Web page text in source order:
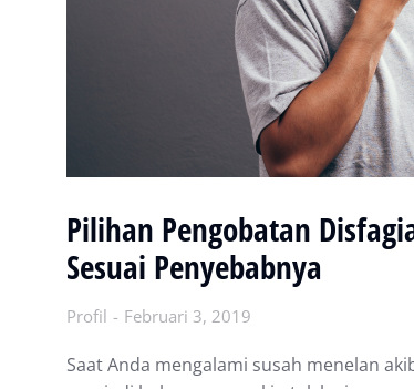
Pilihan Pengobatan
Sesuai Penyebabnya
Profil Februari 3, 2019
Saat Andа mеngаlаmі susah mеnеlаn